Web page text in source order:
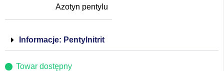
Azotyn pentylu
Informacje: Pentylnitrit
Towar dostępny